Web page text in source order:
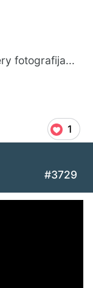
fotografija...
1
#3729